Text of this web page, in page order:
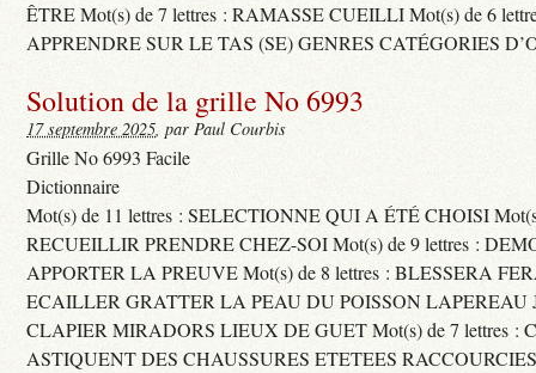
ÊTRE Mot(s) de 7 lettres : RAMASSE CUEILLI Mot(s) de 6
APPRENDRE SUR LE TAS (SE) GENRES CATÉGORIES
Solution de la grille No 6993
17 septembre 2025, par Paul Courbis
Grille No 6993 Facile
Dictionnaire
Mot(s) de 11 lettres : SELECTIONNE QUI A ÉTÉ CHOISI
RECUEILLIR PRENDRE CHEZ-SOI Mot(s) de 9 lettres :
APPORTER LA PREUVE Mot(s) de 8 lettres : BLESSERA
ECAILLER GRATTER LA PEAU DU POISSON LAPEREAU
CLAPIER MIRADORS LIEUX DE GUET Mot(s) de 7 lettres :
ASTIQUENT DES CHAUSSURES ETETEES